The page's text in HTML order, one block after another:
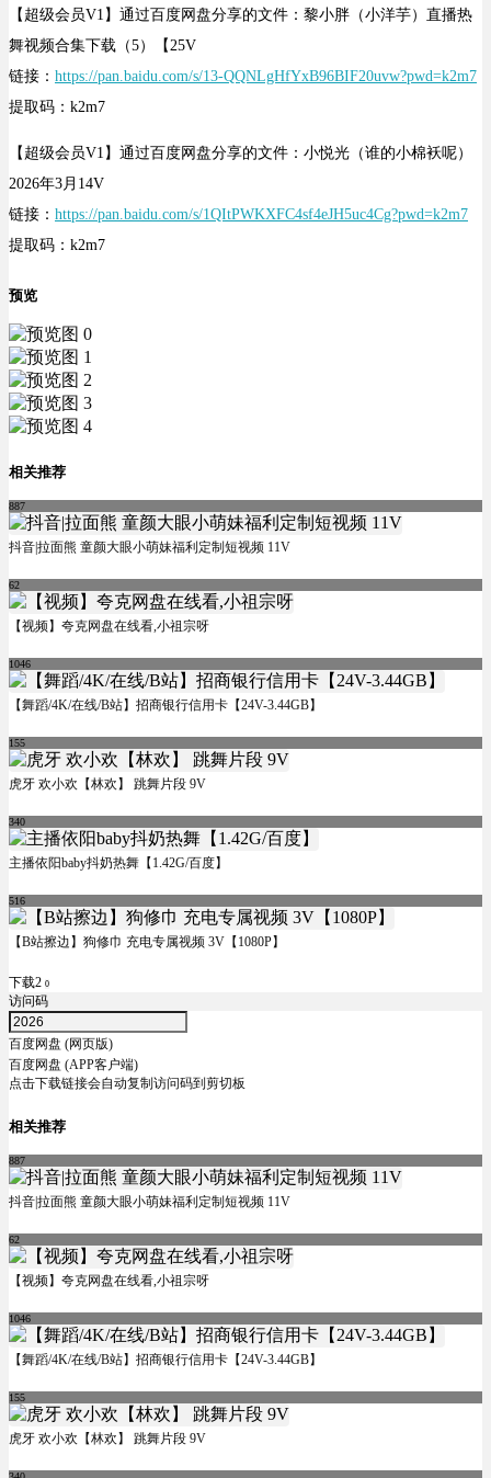
【超级会员V1】通过百度网盘分享的文件：黎小胖（小洋芋）直播热
舞视频合集下载（5）【25V
链接： https://pan.baidu.com/s/13-QQNLgHfYxB96BIF20uvw?pwd=k2m7
提取码：k2m7
【超级会员V1】通过百度网盘分享的文件：小悦光（谁的小棉袄呢）
2026年3月14V
链接： https://pan.baidu.com/s/1QItPWKXFC4sf4eJH5uc4Cg?pwd=k2m7
提取码：k2m7
预览
相关推荐
887
抖音|拉面熊 童颜大眼小萌妹福利定制短视频 11V
62
【视频】夸克网盘在线看,小祖宗呀
1046
【舞蹈/4K/在线/B站】招商银行信用卡【24V-3.44GB】
155
虎牙 欢小欢【林欢】 跳舞片段 9V
340
主播依阳baby抖奶热舞【1.42G/百度】
516
【B站擦边】狗修巾 充电专属视频 3V【1080P】
下载2 0
访问码
百度网盘 (网页版)
百度网盘 (APP客户端)
点击下载链接会自动复制访问码到剪切板
相关推荐
887
抖音|拉面熊 童颜大眼小萌妹福利定制短视频 11V
62
【视频】夸克网盘在线看,小祖宗呀
1046
【舞蹈/4K/在线/B站】招商银行信用卡【24V-3.44GB】
155
虎牙 欢小欢【林欢】 跳舞片段 9V